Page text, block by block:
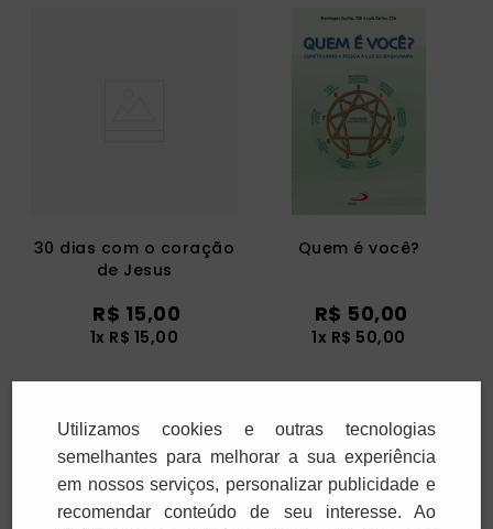
30 dias com o coração
de Jesus
R$ 15,00
1x R$ 15,00
Quem é você?
R$ 50,00
1x R$ 50,00
Utilizamos cookies e outras tecnologias
semelhantes para melhorar a sua experiência
em nossos serviços, personalizar publicidade e
recomendar conteúdo de seu interesse. Ao